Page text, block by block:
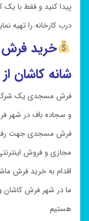
پیدا کنید و فقط با
درب کارخانه را تهیه
خرید
شانه
فرش مسجدی یک شرکت
و سجاده باف در شهر
فرش مسجدی جهت رفاه
مجازی و فروش
اقدام به خرید فرش
ما در شهر فرش کاشان
هستیم